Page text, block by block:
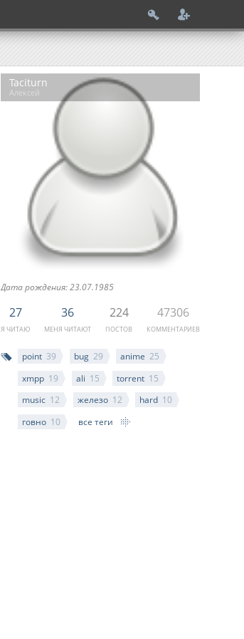
Taciturn
Алексей
Дата рождения: 23.07.1985
27
Я ЧИТАЮ
36
МЕНЯ ЧИТАЮТ
224
ПОСТОВ
47306
КОММЕНТАРИЕВ
point 39 bug 29 anime 25
xmpp 19 ali 15 torrent 15
music 12 железо 12 hard 10
говно 10 все теги